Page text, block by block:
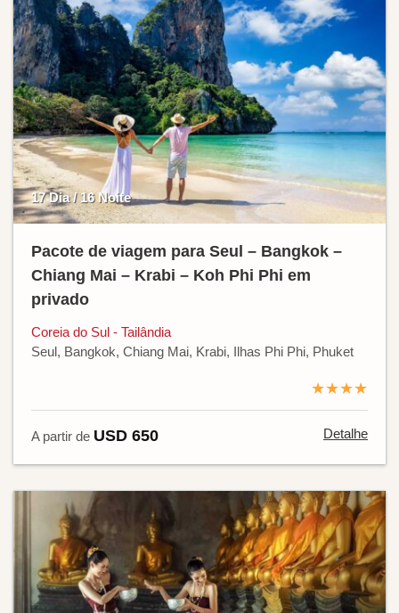
17 Dia / 16 Noite
Pacote de viagem para Seul – Bangkok –
Chiang Mai – Krabi – Koh Phi Phi em
privado
Coreia do Sul - Tailândia
Seul, Bangkok, Chiang Mai, Krabi, Ilhas Phi Phi, Phuket
★★★★
A partir de USD 650 Detalhe